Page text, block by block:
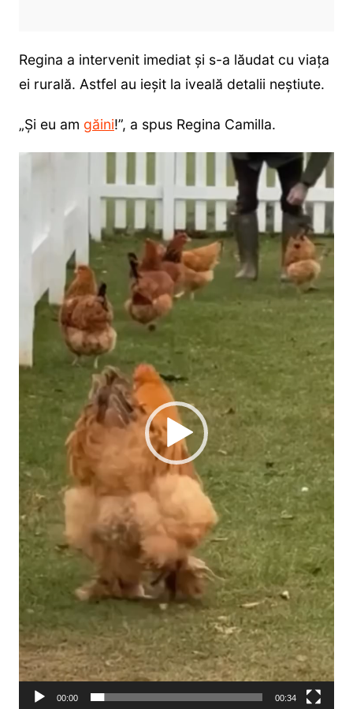
Regina a intervenit imediat și s-a lăudat cu viața
ei rurală. Astfel au ieșit la iveală detalii neștiute.
„Și eu am găini!”, a spus Regina Camilla.
00:00 00:34